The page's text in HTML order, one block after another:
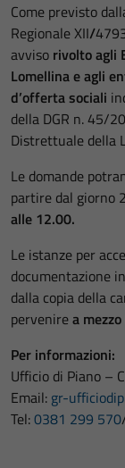
Come previsto
RegionaleXII/
avviso rivolto agli
Lomellina e agli
d’offerta sociali
della DGR n. 45/
Distrettuale della
Le domande
partire dal giorno
alle 12.00.
Le istanze per
documentazione
dalla copia della
pervenirea
Per informazioni:
Ufficio di Piano –
Email: gr-
Tel:0381 299 570